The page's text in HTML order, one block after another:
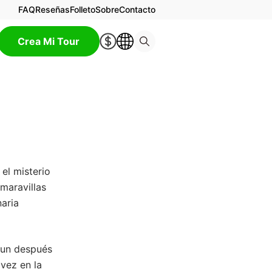
FAQReseñasFolletoSobreContacto
Crea Mi Tour
misterio
después
en la